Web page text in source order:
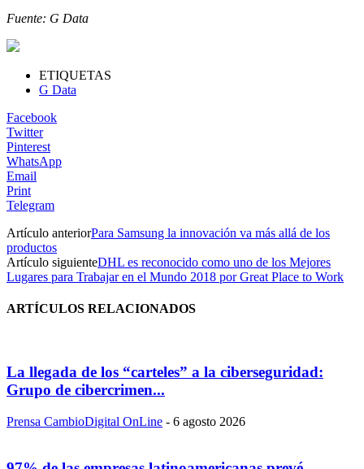
Fuente: G Data
ETIQUETAS
G Data
Facebook
Twitter
Pinterest
WhatsApp
Email
Print
Telegram
Artículo anteriorPara Samsung la innovación va más allá de los
productos
Artículo siguienteDHL es reconocido como uno de los Mejores
Lugares para Trabajar en el Mundo 2018 por Great Place to Work
ARTÍCULOS RELACIONADOS
La llegada de los “carteles” a la ciberseguridad:
Grupo de cibercrimen...
Prensa CambioDigital OnLine - 6 agosto 2026